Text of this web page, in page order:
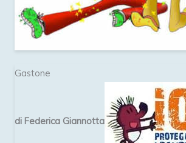
Gastone
di Federica Giannotta